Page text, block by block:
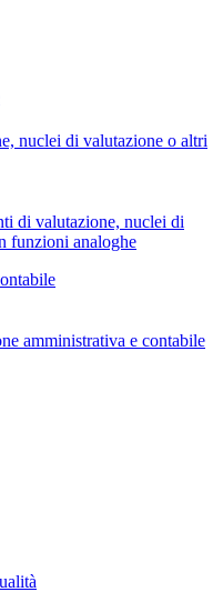
nuclei di valutazione o altri
di valutazione, nuclei di
funzioni analoghe
amministrativa e contabile